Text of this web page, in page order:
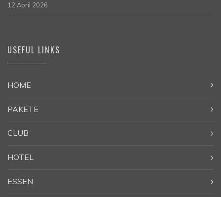
12 April 2026
USEFUL LINKS
HOME
PAKETE
CLUB
HOTEL
ESSEN